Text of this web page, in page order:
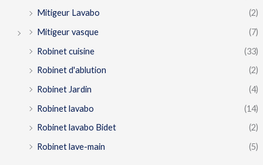
Mitigeur Lavabo
(2)
Mitigeur vasque
(7)
Robinet cuisine
(33)
Robinet d'ablution
(2)
Robinet Jardin
(4)
Robinet lavabo
(14)
Robinet lavabo Bidet
(2)
Robinet lave-main
(5)